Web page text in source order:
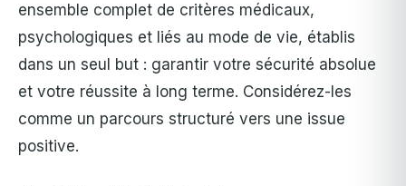
ensemble complet de critères médicaux,
psychologiques et liés au mode de vie, établis
dans un seul but : garantir votre sécurité absolue
et votre réussite à long terme. Considérez-les
comme un parcours structuré vers une issue
positive.